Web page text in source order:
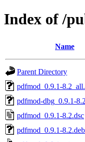
Index of /
Name
Parent Directory
pdfmod_0.9.1-
pdfmod-dbg_0.9.1-
pdfmod_0.9.1-8.2.dsc
pdfmod_0.9.1-